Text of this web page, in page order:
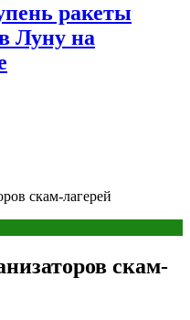
ракеты
Луну на
скам-лагерей
скам-